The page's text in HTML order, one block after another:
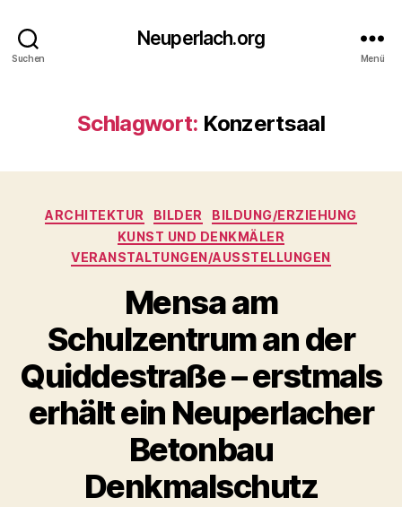
Suchen
Neuperlach.org
Menü
Schlagwort: Konzertsaal
Kategorien
ARCHITEKTUR BILDER
BILDUNG/ERZIEHUNG
KUNST UND DENKMÄLER
VERANSTALTUNGEN/AUSSTELLUNGEN
Mensa am
Schulzentrum an der
Quiddestraße – erstmals
erhält ein Neuperlacher
Betonbau
Denkmalschutz